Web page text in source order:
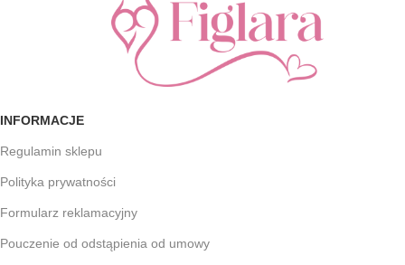
INFORMACJE
Regulamin sklepu
Polityka prywatności
Formularz reklamacyjny
Pouczenie od odstąpienia od umowy